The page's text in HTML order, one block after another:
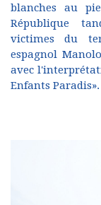
blanches au
République
victimes du
espagnol
avec
Enfants Paradis».